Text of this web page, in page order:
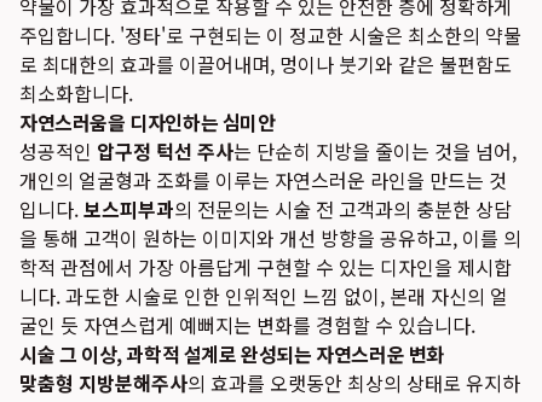
약물이 가장 효과적으로 작용할 수 있는 안전한 층에 정확하게
주입합니다. '정타'로 구현되는 이 정교한 시술은 최소한의 약물
로 최대한의 효과를 이끌어내며, 멍이나 붓기와 같은 불편함도
최소화합니다.
자연스러움을 디자인하는 심미안
성공적인 압구정 턱선 주사는 단순히 지방을 줄이는 것을 넘어,
개인의 얼굴형과 조화를 이루는 자연스러운 라인을 만드는 것
입니다.보스피부과의 전문의는 시술 전 고객과의 충분한 상담
을 통해 고객이 원하는 이미지와 개선 방향을 공유하고, 이를 의
학적 관점에서 가장 아름답게 구현할 수 있는 디자인을 제시합
니다. 과도한 시술로 인한 인위적인 느낌 없이, 본래 자신의 얼
굴인 듯 자연스럽게 예뻐지는 변화를 경험할 수 있습니다.
시술 그 이상, 과학적 설계로 완성되는 자연스러운 변화
맞춤형 지방분해주사의 효과를 오랫동안 최상의 상태로 유지하